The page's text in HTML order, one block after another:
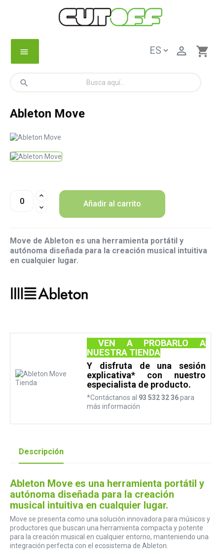
menu shopping_cart

search
Ableton Move
Añadir al carrito
Move de Ableton es una herramienta portátil y
autónoma diseñada para la creación musical intuitiva
en cualquier lugar.
VEN A PROBARLO A
NUESTRA TIENDA
Y disfruta de una sesión
explicativa* con nuestro
especialista de producto.
*Contáctanos al 93 532 32 36para
más información
Descripción
Ableton Move es una herramienta portátil y
autónoma diseñada para la creación
musical intuitiva en cualquier lugar.
Move se presenta como una solución innovadora para músicos y
productores que buscan una herramienta compacta y potente
para la creación musical en cualquier entorno, manteniendo una
integración perfecta con el ecosistema de Ableton.